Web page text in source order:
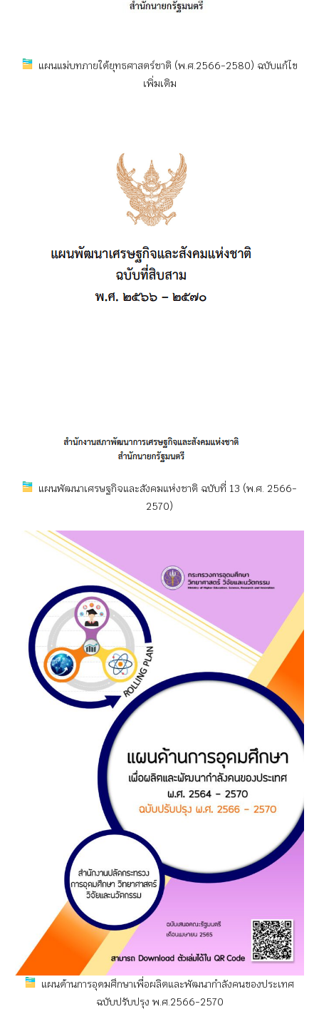
แผนแม่บทภายใต้ยุทธศาสตร์ชาติ (พ.ศ.2566-2580) ฉบับแก้ไข
เพิ่มเติม
แผนพัฒนาเศรษฐกิจและสังคมแห่งชาติ ฉบับที่ 13 (พ.ศ. 2566-
2570)
แผนด้านการอุดมศึกษาเพื่อผลิตและพัฒนากำลังคนของประเทศ
ฉบับปรับปรุง พ.ศ.2566-2570